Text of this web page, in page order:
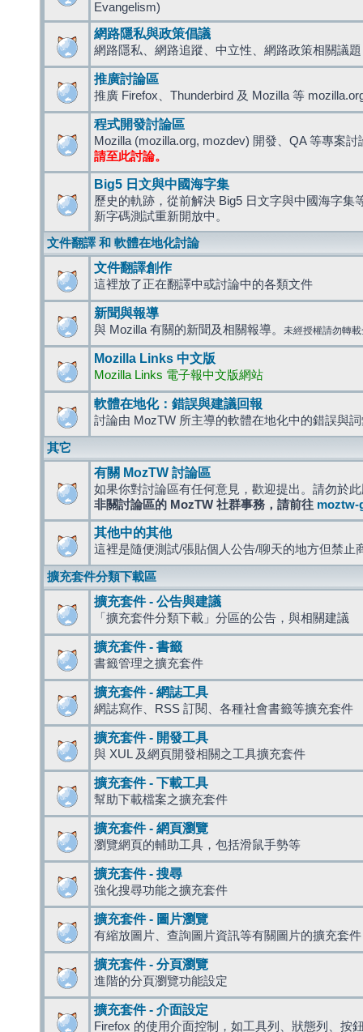
Evangelism)
網路隱私與政策倡議
網路隱私、網路追蹤、中立性、網路政策相關議題
推廣討論區
推廣 Firefox、Thunderbird 及 Mozilla 等
程式開發討論區
Mozilla (mozilla.org, mozdev) 開發、QA 等專案討
請至此討論。
Big5 日文與中國海字集
歷史的軌跡，從前解決 Big5 日文字與中國海字集
新字碼測試重新開放中。
文件翻譯 和 軟體在地化討論
文件翻譯創作
這裡放了正在翻譯中或討論中的各類文件
新聞與報導
與 Mozilla 有關的新聞及相關報導。 未經授權請勿轉
Mozilla Links 中文版
Mozilla Links 電子報中文版網站
軟體在地化：錯誤與建議回報
討論由 MozTW 所主導的軟體在地化中的錯誤與
其它
有關 MozTW 討論區
如果你對討論區有任何意見，歡迎提出。請勿於
非關討論區的 MozTW 社群事務，請前往 moztw-
其他中的其他
這裡是隨便測試/張貼個人公告/聊天的地方但禁止
擴充套件分類下載區
擴充套件 - 公告與建議
「擴充套件分類下載」分區的公告，與相關建議
擴充套件 - 書籤
書籤管理之擴充套件
擴充套件 - 網誌工具
網誌寫作、RSS 訂閱、各種社會書籤等擴充套件
擴充套件 - 開發工具
與 XUL 及網頁開發相關之工具擴充套件
擴充套件 - 下載工具
幫助下載檔案之擴充套件
擴充套件 - 網頁瀏覽
瀏覽網頁的輔助工具，包括滑鼠手勢等
擴充套件 - 搜尋
強化搜尋功能之擴充套件
擴充套件 - 圖片瀏覽
有縮放圖片、查詢圖片資訊等有關圖片的擴充套件
擴充套件 - 分頁瀏覽
進階的分頁瀏覽功能設定
擴充套件 - 介面設定
Firefox 的使用介面控制，如工具列、狀態列、按